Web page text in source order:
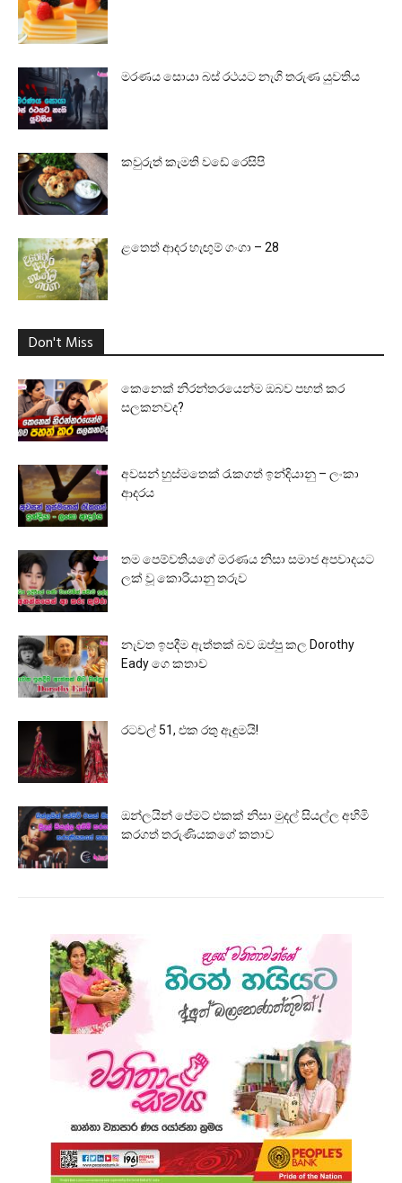
මරණය සොයා බස් රථයට නැගි තරුණ යුවතිය
කවුරුත් කැමති වඩේ රෙසිපි
ළතෙත් ආදර හැඟුම් ගංගා – 28
Don't Miss
කෙනෙක් නිරන්තරයෙන්ම ඔබව පහත් කර
සලකනවද?
අවසන් හුස්මතෙක් රැකගත් ඉන්දියානු – ලංකා
ආදරය
තම පෙම්වතියගේ මරණය නිසා සමාජ අපවාදයට
ලක් වූ කොරියානු තරුව
නැවත ඉපදීම ඇත්තක් බව ඔප්පු කල Dorothy
Eady ගෙ කතාව
රටවල් 51, එක රතු ඇඳුමයි!
ඔන්ලයින් පේමට් එකක් නිසා මුදල් සියල්ල අහිමි
කරගත් තරුණියකගේ කතාව